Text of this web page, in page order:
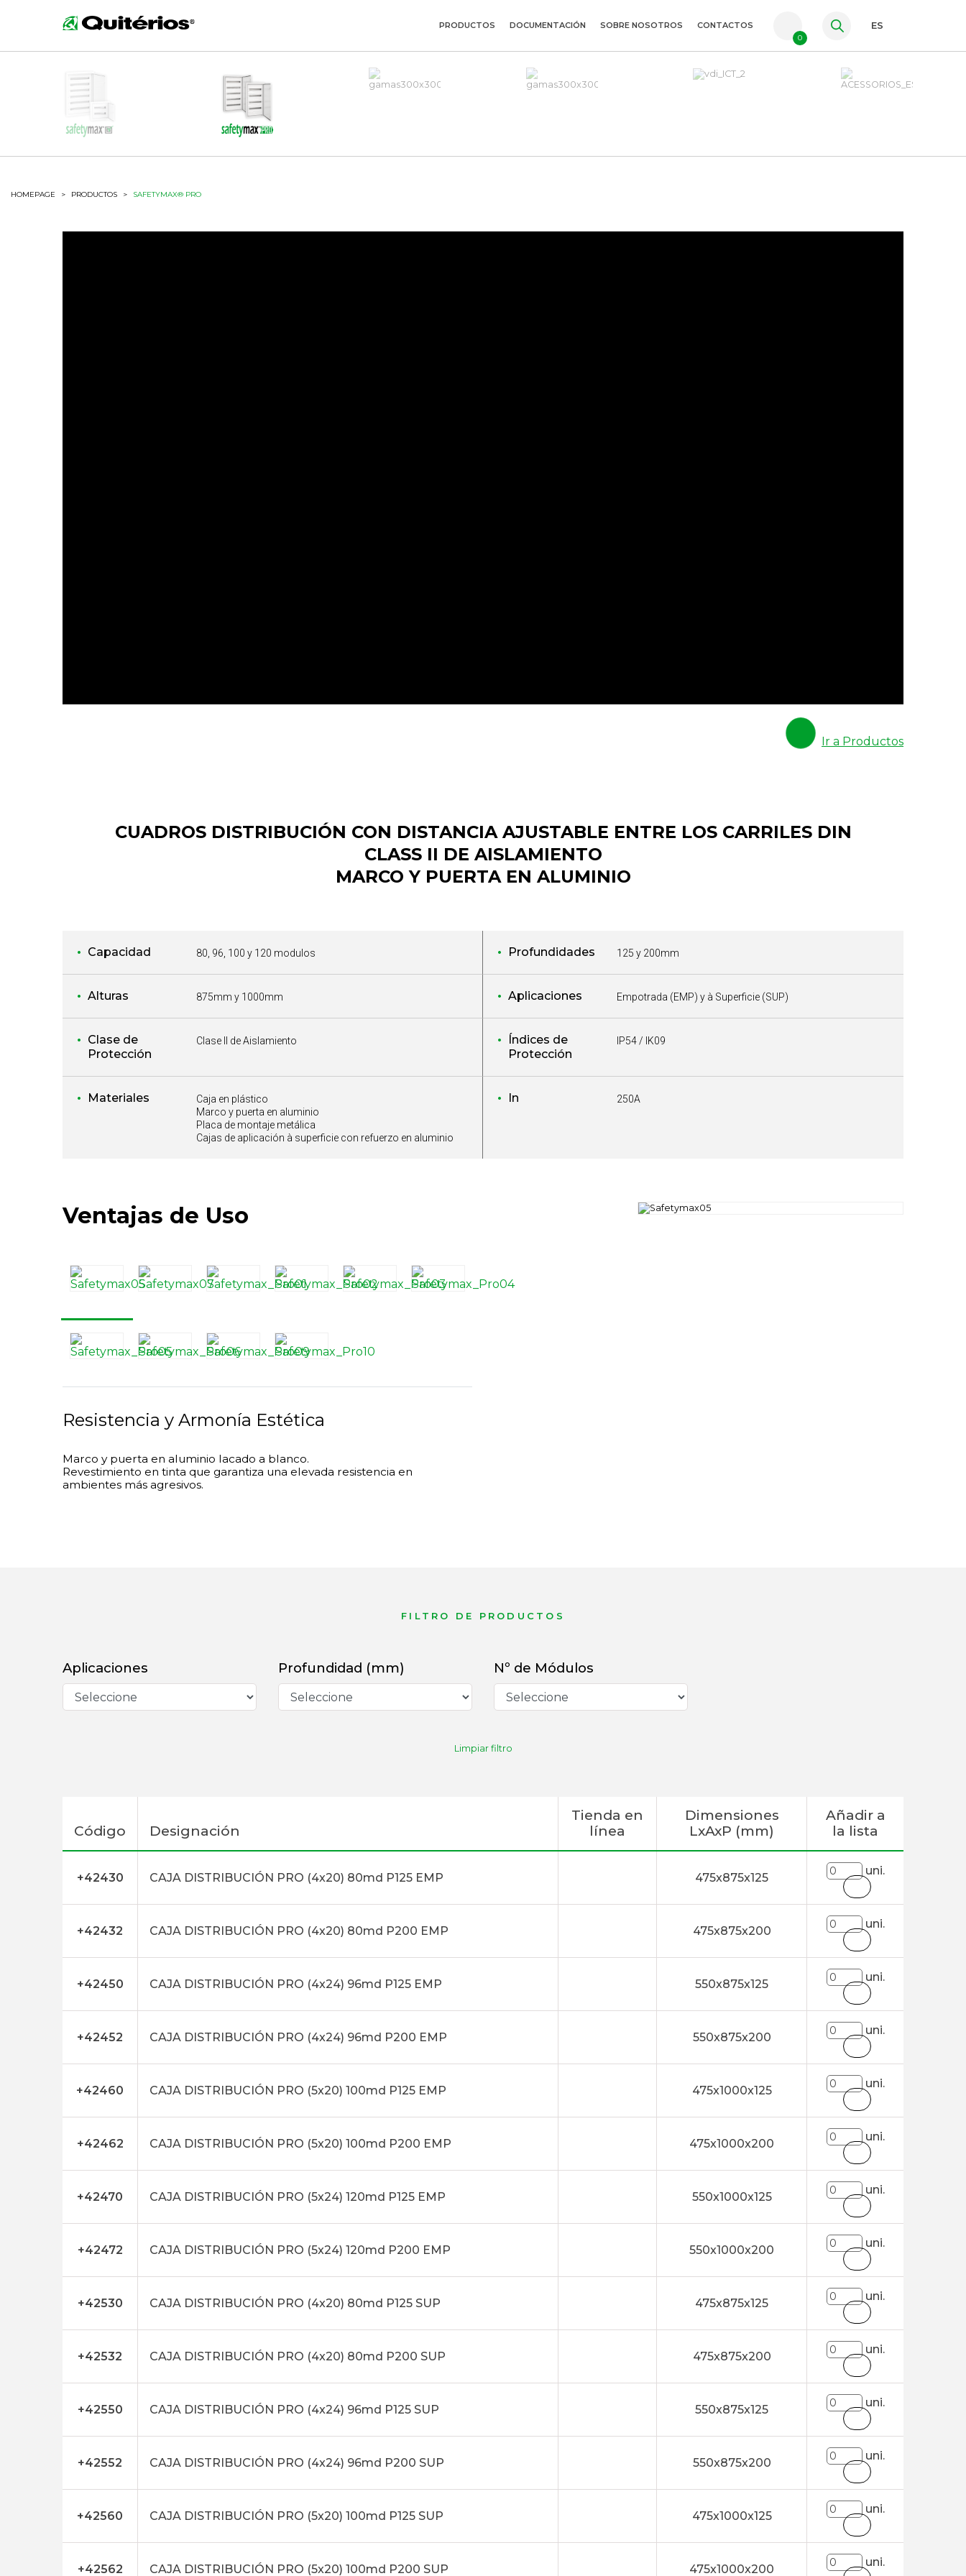
FR
PRODUCTOS DOCUMENTACIÓN SOBRE NOSOTROS CONTACTOS
0
ES
HOMEPAGE > PRODUCTOS > SAFETYMAX® PRO
Ir a Productos
CUADROS DISTRIBUCIÓN CON DISTANCIA AJUSTABLE ENTRE LOS CARRILES DIN
CLASS II DE AISLAMIENTO
MARCO Y PUERTA EN ALUMINIO
Capacidad 80, 96, 100 y 120 modulos Profundidades 125 y 200mm
Alturas 875mm y 1000mm Aplicaciones Empotrada (EMP) y à Superficie (SUP)
Clase de
Protección
Clase II de Aislamiento
Índices de
Protección
IP54 / IK09
Materiales
Caja en plástico
Marco y puerta en aluminio
Placa de montaje metálica
Cajas de aplicación à superficie con refuerzo en aluminio
In 250A
Ventajas de Uso
Resistencia y Armonía Estética
Marco y puerta en aluminio lacado a blanco.
Revestimiento en tinta que garantiza una elevada resistencia en
ambientes más agresivos.
FILTRO DE PRODUCTOS
Aplicaciones Profundidad (mm) Nº de Módulos
Limpiar filtro
Código Designación
Tienda en
línea
Dimensiones
LxAxP (mm)
Añadir a
la lista
+42430 CAJA DISTRIBUCIÓN PRO (4x20) 80md P125 EMP 475x875x125
uni.
+42432 CAJA DISTRIBUCIÓN PRO (4x20) 80md P200 EMP 475x875x200
uni.
+42450 CAJA DISTRIBUCIÓN PRO (4x24) 96md P125 EMP 550x875x125
uni.
+42452 CAJA DISTRIBUCIÓN PRO (4x24) 96md P200 EMP 550x875x200
uni.
+42460 CAJA DISTRIBUCIÓN PRO (5x20) 100md P125 EMP 475x1000x125
uni.
+42462 CAJA DISTRIBUCIÓN PRO (5x20) 100md P200 EMP 475x1000x200
uni.
+42470 CAJA DISTRIBUCIÓN PRO (5x24) 120md P125 EMP 550x1000x125
uni.
+42472 CAJA DISTRIBUCIÓN PRO (5x24) 120md P200 EMP 550x1000x200
uni.
+42530 CAJA DISTRIBUCIÓN PRO (4x20) 80md P125 SUP 475x875x125
uni.
+42532 CAJA DISTRIBUCIÓN PRO (4x20) 80md P200 SUP 475x875x200
uni.
+42550 CAJA DISTRIBUCIÓN PRO (4x24) 96md P125 SUP 550x875x125
uni.
+42552 CAJA DISTRIBUCIÓN PRO (4x24) 96md P200 SUP 550x875x200
uni.
+42560 CAJA DISTRIBUCIÓN PRO (5x20) 100md P125 SUP 475x1000x125
uni.
+42562 CAJA DISTRIBUCIÓN PRO (5x20) 100md P200 SUP 475x1000x200
uni.